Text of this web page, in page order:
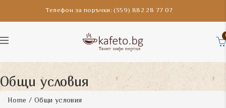
Телефон за поръчки: (359) 882 28 77 07
Общи условия
Home / Общи условия